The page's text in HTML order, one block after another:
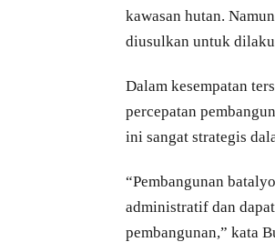
kawasan hutan.
diusulkan untuk
Dalam kesempatan
percepatan
ini sangat strategis
“Pembangunan
administratif dan
pembangunan,” kata